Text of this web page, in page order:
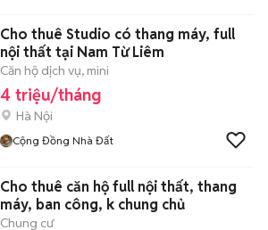
Cho thuê Studio có thang máy, full
nội thất tại Nam Từ Liêm
Căn hộ dịch vụ, mini
4 triệu/tháng
Hà Nội
Cộng Đồng Nhà Đất
Cho thuê căn hộ full nội thất, thang
máy, ban công, k chung chủ
Chung cư